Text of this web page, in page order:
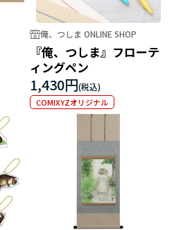
俺、つしま ONLINE SHOP
『俺、つしま』フローテ
ィングペン
1,430円
COMIXYZオリジナル